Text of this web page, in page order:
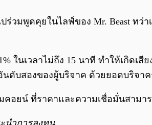
วมพูดคุยในไลฟ์ของ Mr. Beast ทว่
ในเวลาไม่ถึง 15 นาที ทำให้เกิด
ดับสองของผู้บริจาค ด้วยยอดบริจา
อยน์ ที่ราคาและความเชื่อมั่นสามา